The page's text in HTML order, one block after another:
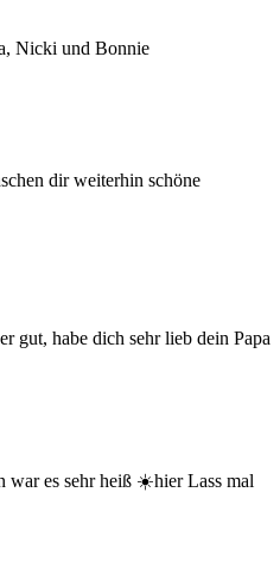
Nicki und Bonnie
dir weiterhin schöne
gut, habe dich sehr lieb dein Papa
war es sehr heiß ☀️hier Lass mal